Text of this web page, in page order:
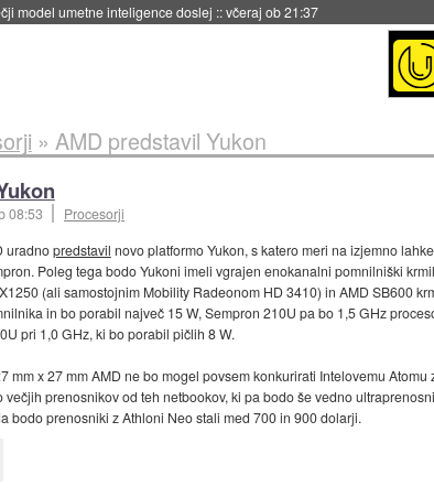
oglase za agente umetne inteligence::včeraj ob 21:23
» AMD predstavil Yukon
08:53
Procesorji
uradnopredstavil novo platformo Yukon, s katero meri na izjemno
Poleg tega bodo Yukoni imeli vgrajen enokanalni pomnilniški
(ali samostojnim Mobility Radeonom HD 3410) in AMD SB600
in bo porabil največ 15 W, Sempron 210U pa bo 1,5 GHz
pri 1,0 GHz, ki bo porabil pičlih 8 W.
mm x 27 mm AMD ne bo mogel povsem konkurirati Intelovemu
večjih prenosnikov od teh netbookov, ki pa bodo še vedno
bodo prenosniki z Athloni Neo stali med 700 in 900 dolarji.